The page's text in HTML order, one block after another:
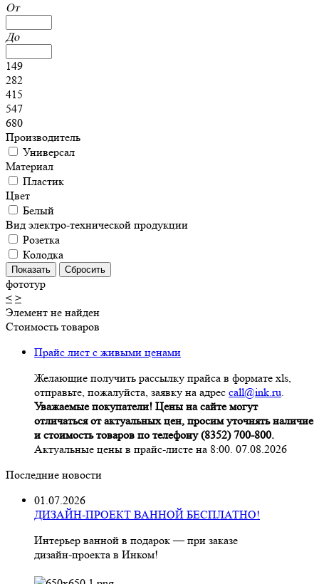
От
До
149
282
415
547
680
Производитель
Универсал
Материал
Пластик
Цвет
Белый
Вид электро-технической продукции
Розетка
Колодка
фототур
< >
Элемент не найден
Стоимость товаров
Прайс лист с живыми ценами
Желающие получить рассылку прайса в формате xls,
отправьте, пожалуйста, заявку на адрес call@ink.ru.
Уважаемые покупатели! Цены на сайте могут
отличаться от актуальных цен, просим уточнять наличие
и стоимость товаров по телефону (8352) 700-800.
Актуальные цены в прайс-листе на 8:00. 07.08.2026
Последние новости
01.07.2026
ДИЗАЙН-ПРОЕКТ ВАННОЙ БЕСПЛАТНО!
Интерьер ванной в подарок — при заказе
дизайн‑проекта в Инком!